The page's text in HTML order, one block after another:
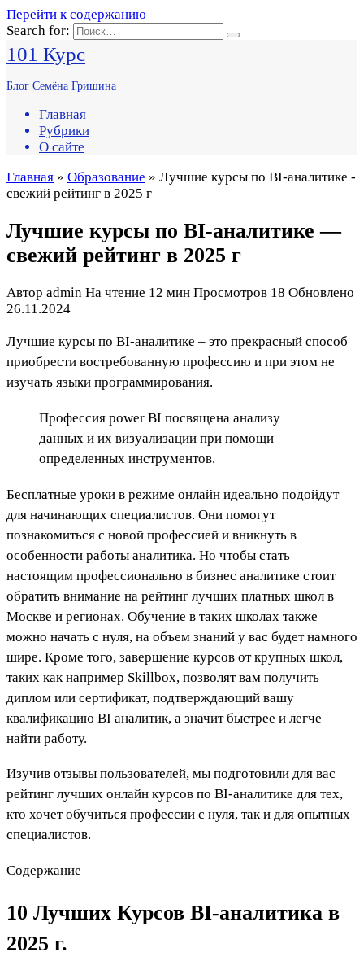
Перейти к содержанию
Search for:
101 Курс
Блог Семёна Гришина
Главная
Рубрики
О сайте
Главная » Образование » Лучшие курсы по BI-аналитике -
свежий рейтинг в 2025 г
Лучшие курсы по BI-аналитике —
свежий рейтинг в 2025 г
Автор admin На чтение 12 мин Просмотров 18 Обновлено
26.11.2024
Лучшие курсы по BI-аналитике – это прекрасный способ
приобрести востребованную профессию и при этом не
изучать языки программирования.
Профессия power BI посвящена анализу
данных и их визуализации при помощи
определенных инструментов.
Бесплатные уроки в режиме онлайн идеально подойдут
для начинающих специалистов. Они помогут
познакомиться с новой профессией и вникнуть в
особенности работы аналитика. Но чтобы стать
настоящим профессионально в бизнес аналитике стоит
обратить внимание на рейтинг лучших платных школ в
Москве и регионах. Обучение в таких школах также
можно начать с нуля, на объем знаний у вас будет намного
шире. Кроме того, завершение курсов от крупных школ,
таких как например Skillbox, позволят вам получить
диплом или сертификат, подтверждающий вашу
квалификацию BI аналитик, а значит быстрее и легче
найти работу.
Изучив отзывы пользователей, мы подготовили для вас
рейтинг лучших онлайн курсов по BI-аналитике для тех,
кто хочет обучиться профессии с нуля, так и для опытных
специалистов.
Содержание
10 Лучших Курсов BI-аналитика в
2025 г.